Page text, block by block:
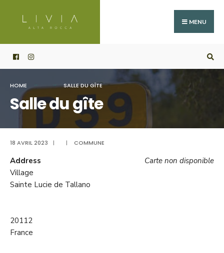
MENU
HOME SALLE DU GÎTE
Salle du gîte
18 AVRIL 2023 | | COMMUNE
Carte non disponible
Address
Village
Sainte Lucie de Tallano
20112
France
for: